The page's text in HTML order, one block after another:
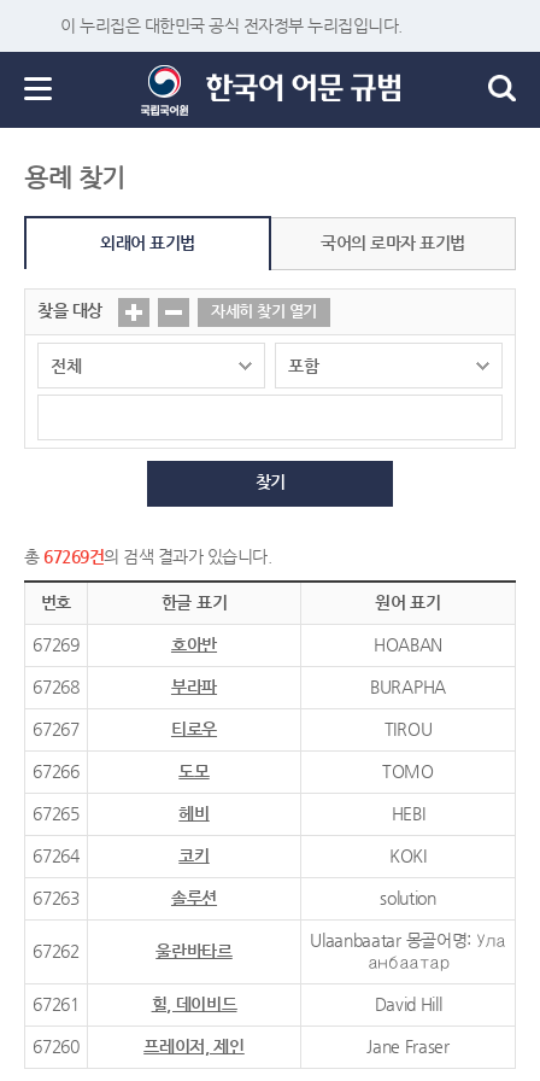
이 누리집은 대한민국 공식 전자정부 누리집입니다.
용례 찾기
외래어 표기법 국어의 로마자 표기법
찾을 대상 자세히 찾기 열기
찾기
총 67269건의 검색 결과가 있습니다.
번호 한글 표기 원어 표기
67269 호아반 HOABAN
67268 부라파 BURAPHA
67267 티로우 TIROU
67266 도모 TOMO
67265 헤비 HEBI
67264 코키 KOKI
67263 솔루션 solution
67262 울란바타르
Ulaanbaatar 몽골어명: Ула
анбаатар
67261 힐, 데이비드 David Hill
67260 프레이저, 제인 Jane Fraser